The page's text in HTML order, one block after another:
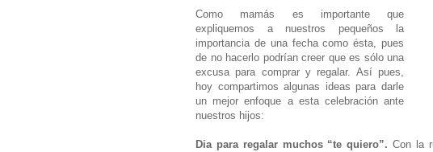
Como mamás es importante que
expliquemos a nuestros pequeños la
importancia de una fecha como ésta, pues
de no hacerlo podrían creer que es sólo una
excusa para comprar y regalar. Así pues,
hoy compartimos algunas ideas para darle
un mejor enfoque a esta celebración ante
nuestros hijos:
Dia para regalar muchos “te quiero”. Con la